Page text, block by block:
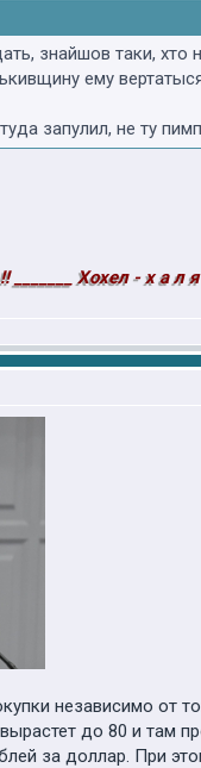
знайшов таки, хто
ему
запулил, не ту
Хохел - х а л
независимо от
до 80 и
за доллар. При